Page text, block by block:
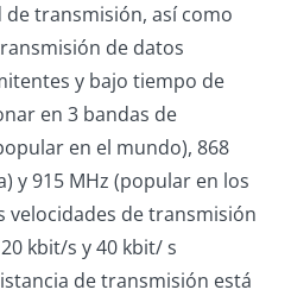
de transmisión, así como
de datos
y bajo tiempo de
en 3 bandas de
en el mundo), 868
y 915 MHz (popular en los
velocidades de transmisión
kbit/s y 40 kbit/ s
de transmisión está